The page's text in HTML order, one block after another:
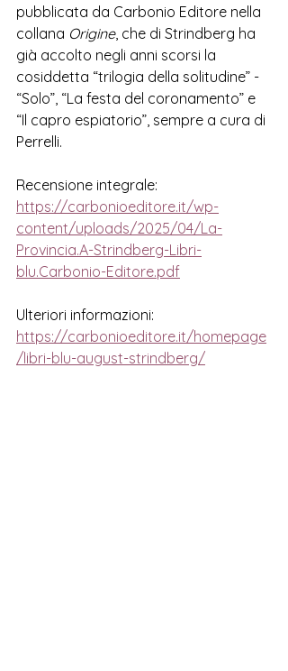
pubblicata da Carbonio Editore nella
collana Origine, che di Strindberg ha
già accolto negli anni scorsi la
cosiddetta “trilogia della solitudine” -
“Solo”, “La festa del coronamento” e
“Il capro espiatorio”, sempre a cura di
Perrelli.
Recensione integrale:
https://carbonioeditore.it/wp-
content/uploads/2025/04/La-
Provincia.A-Strindberg-Libri-
blu.Carbonio-Editore.pdf
Ulteriori informazioni:
https://carbonioeditore.it/homepage
/libri-blu-august-strindberg/